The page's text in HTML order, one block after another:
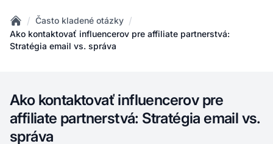
Home
/ Často kladené otázky /
Ako kontaktovať influencerov pre affiliate partnerstvá:
Stratégia email vs. správa
Ako kontaktovať influencerov pre
affiliate partnerstvá: Stratégia email vs.
správa